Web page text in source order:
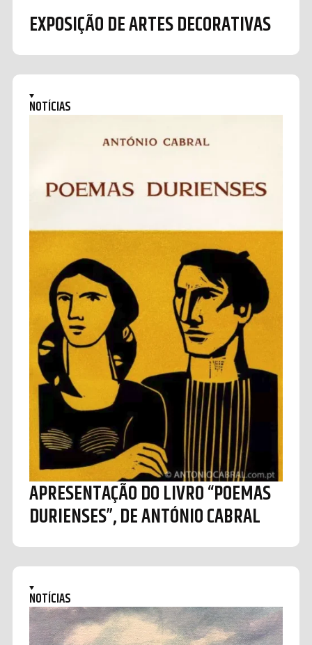
EXPOSIÇÃO DE ARTES DECORATIVAS
NOTÍCIAS
APRESENTAÇÃO DO LIVRO “POEMAS
DURIENSES”, DE ANTÓNIO CABRAL
NOTÍCIAS